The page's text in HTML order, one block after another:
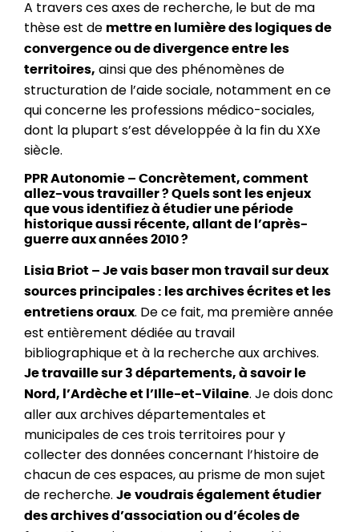
A travers ces axes de recherche, le but de ma
thèse est de mettre en lumière des logiques de
convergence ou de divergence entre les
territoires, ainsi que des phénomènes de
structuration de l’aide sociale, notamment en ce
qui concerne les professions médico-sociales,
dont la plupart s’est développée à la fin du XXe
siècle.
PPR Autonomie – Concrètement, comment
allez-vous travailler ? Quels sont les enjeux
que vous identifiez à étudier une période
historique aussi récente, allant de l’après-
guerre aux années 2010 ?
Lisia Briot – Je vais baser mon travail sur deux
sources principales : les archives écrites et les
entretiens oraux. De ce fait, ma première année
est entièrement dédiée au travail
bibliographique et à la recherche aux archives.
Je travaille sur 3 départements, à savoir le
Nord, l’Ardèche et l’Ille-et-Vilaine. Je dois donc
aller aux archives départementales et
municipales de ces trois territoires pour y
collecter des données concernant l’histoire de
chacun de ces espaces, au prisme de mon sujet
de recherche. Je voudrais également étudier
des archives d’association ou d’écoles de